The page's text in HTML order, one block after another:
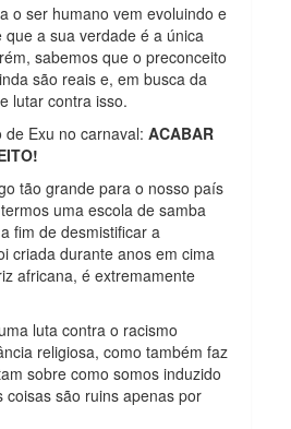
o ser humano vem evoluindo e
a sua verdade é a única
sabemos que o preconceito
são reais e, em busca da
lutar contra isso.
de Exu no carnaval:ACABAR
tão grande para o nosso país
uma escola de samba
fim de desmistificar a
criada durante anos em cima
africana, é extremamente
luta contra o racismo
religiosa, como também faz
sobre como somos induzido
coisas são ruins apenas por